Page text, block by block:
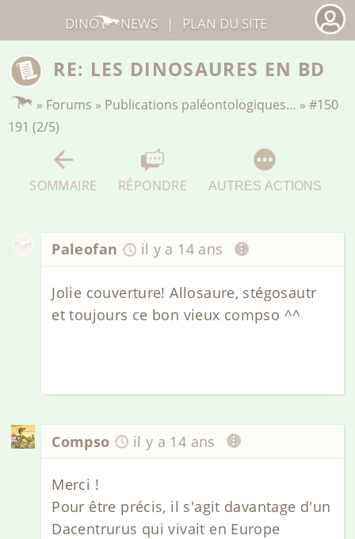
RE: LES DINOSAURES EN BD
» Forums » Publications paléontologiques… »#150
191 (2/5)
SOMMAIRE RÉPONDRE AUTRES ACTIONS
Paleofan il y a 14 ans
Jolie couverture! Allosaure, stégosautr
et toujours ce bon vieux compso ^^
Compso il y a 14 ans
Merci !
Pour être précis, il s'agit davantage d'un
Dacentrurus qui vivait en Europe
DINO NEWS | PLAN DU SITE